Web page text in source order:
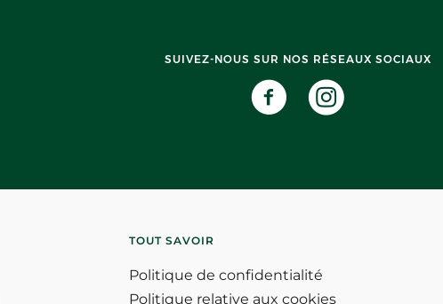
SUIVEZ-NOUS SUR NOS RÉSEAUX SOCIAUX
TOUT SAVOIR
Politique de confidentialité
Politique relative aux cookies